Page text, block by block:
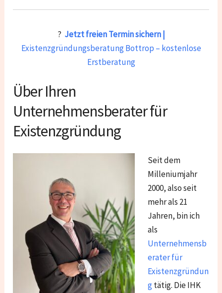
? Jetzt freien Termin sichern |
Existenzgründungsberatung Bottrop – kostenlose
Erstberatung
Über Ihren
Unternehmensberater für
Existenzgründung
Seit dem
Milleniumjahr
2000, also seit
mehr als 21
Jahren, bin ich
als
Unternehmensb
erater für
Existenzgründun
gtätig. Die IHK